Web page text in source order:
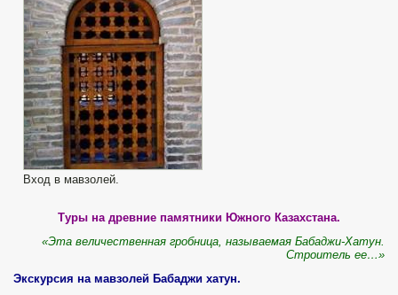
Вход в мавзолей.
Туры на древние памятники Южного Казахстана.
«Эта величественная гробница, называемая Бабаджи-Хатун.
Строитель ее…»
​Экскурсия на мавзолей Бабаджи хатун.